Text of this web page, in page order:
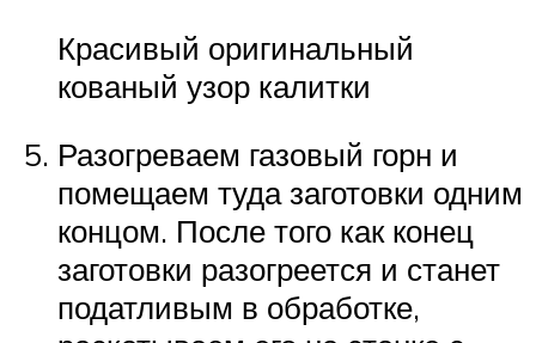
Красивый оригинальный
кованый узор калитки
Разогреваем газовый горн и
помещаем туда заготовки одним
концом. После того как конец
заготовки разогреется и станет
податливым в обработке,